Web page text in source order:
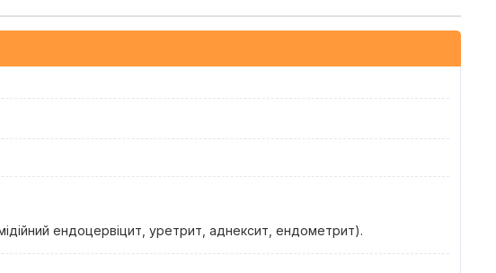
ендоцервіцит, уретрит, аднексит, ендометрит).